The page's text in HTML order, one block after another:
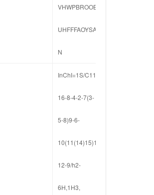
VHWPBROOEIJLIW-
UHFFFAOYSA-
N
InChI=1S/C11H10N2O3/c1-
16-8-4-2-7(3-
5-8)9-6-
10(11(14)15)13-
12-9/h2-
6H,1H3,